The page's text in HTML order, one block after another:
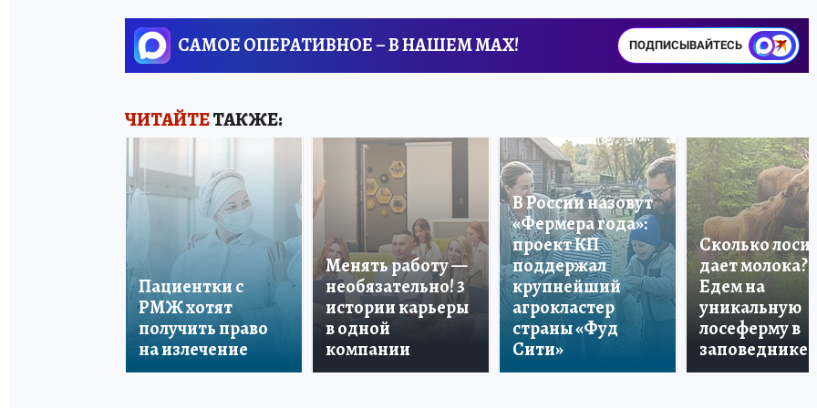
САМОЕ ОПЕРАТИВНОЕ – В НАШЕМ MAX! ПОДПИСЫВАЙТЕСЬ
ЧИТАЙТЕТАКЖЕ:
Пациентки с
РМЖ хотят
получить право
на излечение
Менять работу —
необязательно! 3
истории карьеры
в одной
компании
В России назовут
«Фермера года»:
проект КП
поддержал
крупнейший
агрокластер
страны «Фуд
Сити»
Сколько лосиха
дает молока?
Едем на
уникальную
лосеферму в
заповеднике!